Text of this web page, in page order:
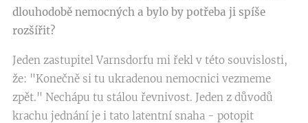
dlouhodobě nemocných a bylo by potřeba ji spíše
rozšířit?
Jeden zastupitel Varnsdorfu mi řekl v této souvislosti,
že: "Konečně si tu ukradenou nemocnici vezmeme
zpět." Nechápu tu stálou řevnivost. Jeden z důvodů
krachu jednání je i tato latentní snaha - potopit